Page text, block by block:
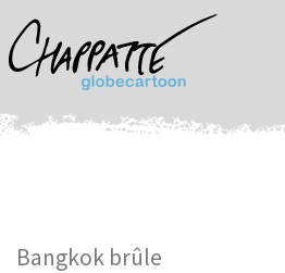
Bangkok brûle